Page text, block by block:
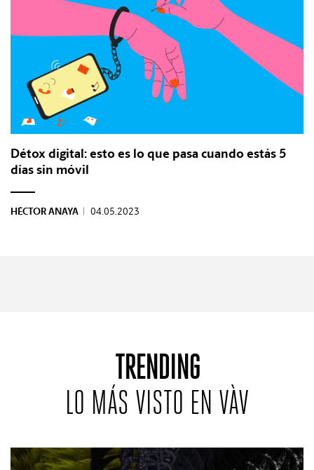
Détox digital: esto es lo que pasa cuando estás 5
días sin móvil
HÉCTOR ANAYA | 04.05.2023
TRENDING
LO MÁS VISTO EN VÀV